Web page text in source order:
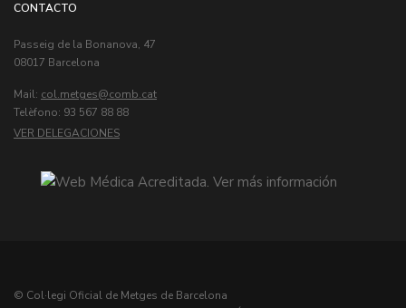
CONTACTO
Passeig de la Bonanova, 47
08017 Barcelona
Mail: col.metges
Telèfono: 93 567 88 88
VER DELEGACIONES
© Col·legi Oficial de Metges de Barcelona